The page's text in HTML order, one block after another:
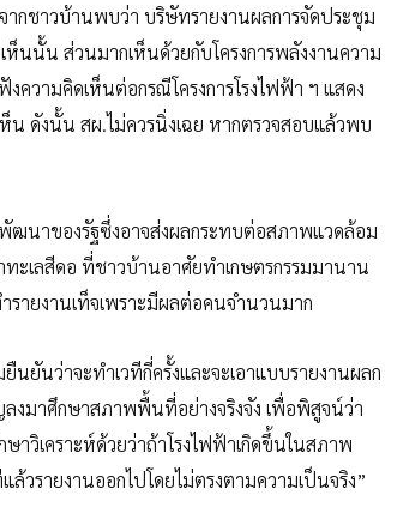
กชาวบ้านพบว่า บริษัทรายงานผลการจัดประชุม
นนั้น ส่วนมากเห็นด้วยกับโครงการพลังงานความ
วามคิดเห็นต่อกรณีโครงการโรงไฟฟ้า ฯ แสดง
น ดังนั้น สผ.ไม่ควรนิ่งเฉย หากตรวจสอบแล้วพบ
ฒนาของรัฐซึ่งอาจส่งผลกระทบต่อสภาพแวดล้อม
ะเลสีดอ ที่ชาวบ้านอาศัยทำเกษตรกรรมมานาน
ายงานเท็จเพราะมีผลต่อคนจำนวนมาก
ยันว่าจะทำเวทีกี่ครั้งและจะเอาแบบรายงานผลก
งมาศึกษาสภาพพื้นที่อย่างจริงจัง เพื่อพิสูจน์ว่า
าวิเคราะห์ด้วยว่าถ้าโรงไฟฟ้าเกิดขึ้นในสภาพ
ล้วรายงานออกไปโดยไม่ตรงตามความเป็นจริง”